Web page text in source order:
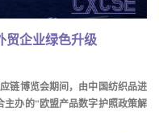
贸企业绿色升级
链博览会期间，由中国纺织品进
办的“欧盟产品数字护照政策解